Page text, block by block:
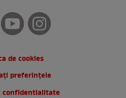
de cookies
preferințele
confidentialitate